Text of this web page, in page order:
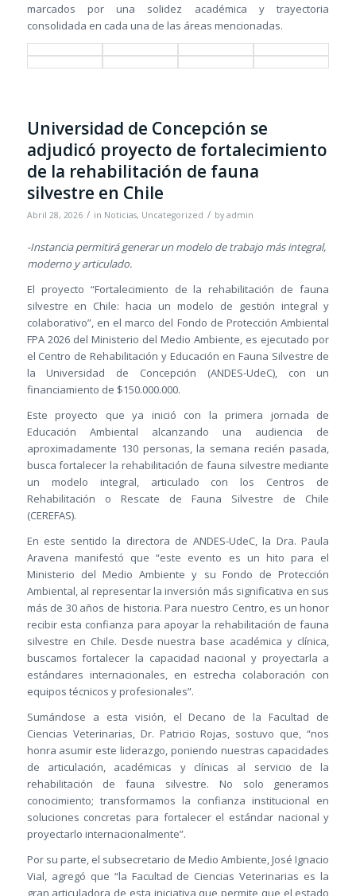
marcados por una solidez académica y trayectoria
consolidada en cada una de las áreas mencionadas.
Universidad de Concepción se
adjudicó proyecto de fortalecimiento
de la rehabilitación de fauna
silvestre en Chile
Abril 28, 2026 / in Noticias, Uncategorized / by admin
-Instancia permitirá generar un modelo de trabajo más integral,
moderno y articulado.
El proyecto “Fortalecimiento de la rehabilitación de fauna
silvestre en Chile: hacia un modelo de gestión integral y
colaborativo”, en el marco del Fondo de Protección Ambiental
FPA 2026 del Ministerio del Medio Ambiente, es ejecutado por
el Centro de Rehabilitación y Educación en Fauna Silvestre de
la Universidad de Concepción (ANDES-UdeC), con un
financiamiento de $150.000.000.
Este proyecto que ya inició con la primera jornada de
Educación Ambiental alcanzando una audiencia de
aproximadamente 130 personas, la semana recién pasada,
busca fortalecer la rehabilitación de fauna silvestre mediante
un modelo integral, articulado con los Centros de
Rehabilitación o Rescate de Fauna Silvestre de Chile
(CEREFAS).
En este sentido la directora de ANDES-UdeC, la Dra. Paula
Aravena manifestó que “este evento es un hito para el
Ministerio del Medio Ambiente y su Fondo de Protección
Ambiental, al representar la inversión más significativa en sus
más de 30 años de historia. Para nuestro Centro, es un honor
recibir esta confianza para apoyar la rehabilitación de fauna
silvestre en Chile. Desde nuestra base académica y clínica,
buscamos fortalecer la capacidad nacional y proyectarla a
estándares internacionales, en estrecha colaboración con
equipos técnicos y profesionales”.
Sumándose a esta visión, el Decano de la Facultad de
Ciencias Veterinarias, Dr. Patricio Rojas, sostuvo que, “nos
honra asumir este liderazgo, poniendo nuestras capacidades
de articulación, académicas y clínicas al servicio de la
rehabilitación de fauna silvestre. No solo generamos
conocimiento; transformamos la confianza institucional en
soluciones concretas para fortalecer el estándar nacional y
proyectarlo internacionalmente”.
Por su parte, el subsecretario de Medio Ambiente, José Ignacio
Vial, agregó que “la Facultad de Ciencias Veterinarias es la
gran articuladora de esta iniciativa que permite que el estado